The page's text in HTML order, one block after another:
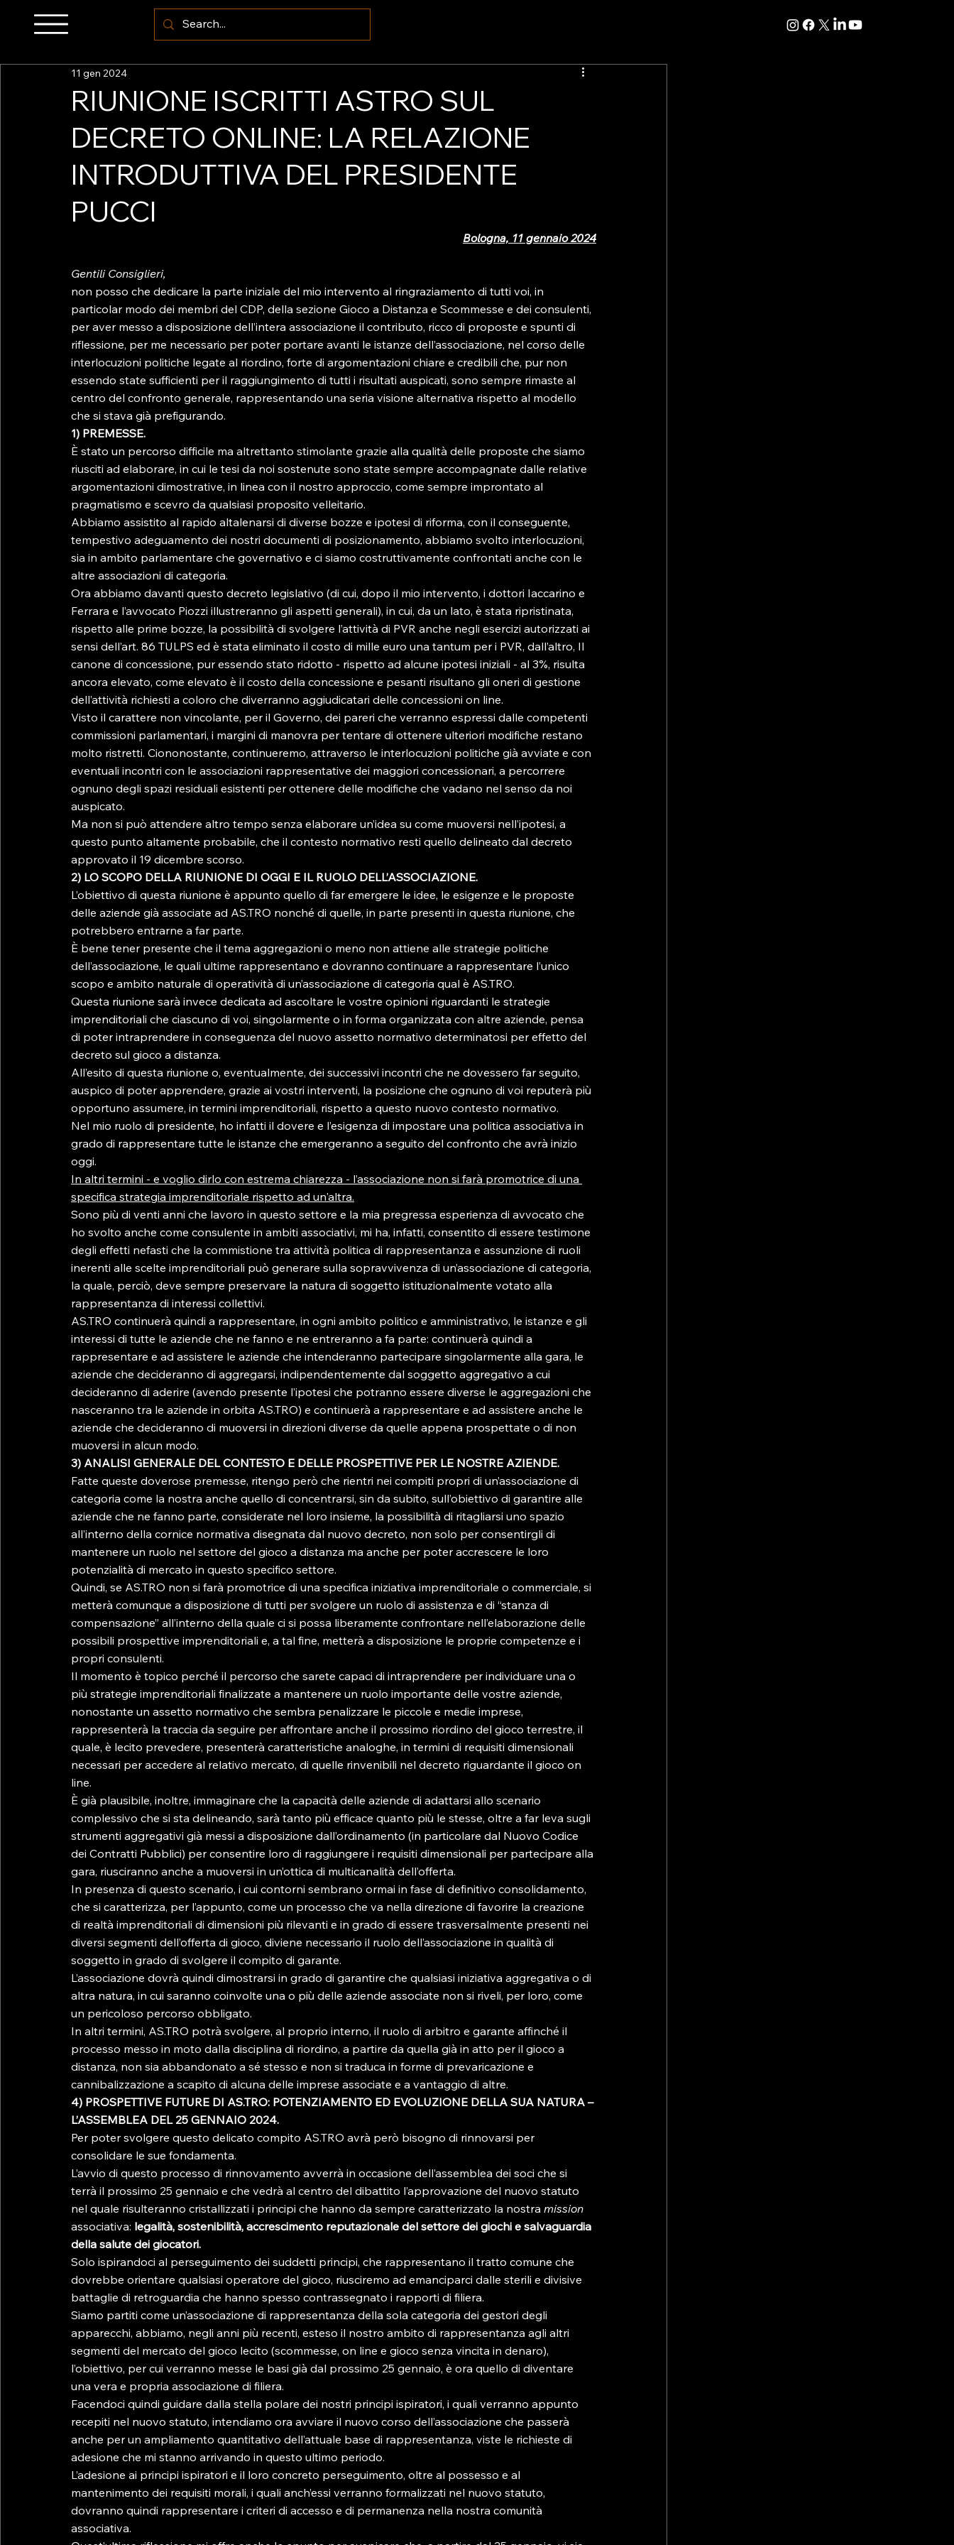
RIUNIONE ISCRITTI ASTRO SUL
DECRETO ONLINE: LA RELAZIONE
INTRODUTTIVA DEL PRESIDENTE
PUCCI
11 gen 2024
Bologna, 11 gennaio 2024
Gentili Consiglieri,
non posso che dedicare la parte iniziale del mio intervento al ringraziamento di tutti voi, in
particolar modo dei membri del CDP, della sezione Gioco a Distanza e Scommesse e dei consulenti,
per aver messo a disposizione dell’intera associazione il contributo, ricco di proposte e spunti di
riflessione, per me necessario per poter portare avanti le istanze dell’associazione, nel corso delle
interlocuzioni politiche legate al riordino, forte di argomentazioni chiare e credibili che, pur non
essendo state sufficienti per il raggiungimento di tutti i risultati auspicati, sono sempre rimaste al
centro del confronto generale, rappresentando una seria visione alternativa rispetto al modello
che si stava già prefigurando.
1) PREMESSE.
È stato un percorso difficile ma altrettanto stimolante grazie alla qualità delle proposte che siamo
riusciti ad elaborare, in cui le tesi da noi sostenute sono state sempre accompagnate dalle relative
argomentazioni dimostrative, in linea con il nostro approccio, come sempre improntato al
pragmatismo e scevro da qualsiasi proposito velleitario.
Abbiamo assistito al rapido altalenarsi di diverse bozze e ipotesi di riforma, con il conseguente,
tempestivo adeguamento dei nostri documenti di posizionamento, abbiamo svolto interlocuzioni,
sia in ambito parlamentare che governativo e ci siamo costruttivamente confrontati anche con le
altre associazioni di categoria.
Ora abbiamo davanti questo decreto legislativo (di cui, dopo il mio intervento, i dottori Iaccarino e
Ferrara e l’avvocato Piozzi illustreranno gli aspetti generali), in cui, da un lato, è stata ripristinata,
rispetto alle prime bozze, la possibilità di svolgere l’attività di PVR anche negli esercizi autorizzati ai
sensi dell’art. 86 TULPS ed è stata eliminato il costo di mille euro una tantum per i PVR, dall’altro, Il
canone di concessione, pur essendo stato ridotto - rispetto ad alcune ipotesi iniziali - al 3%, risulta
ancora elevato, come elevato è il costo della concessione e pesanti risultano gli oneri di gestione
dell’attività richiesti a coloro che diverranno aggiudicatari delle concessioni on line.
Visto il carattere non vincolante, per il Governo, dei pareri che verranno espressi dalle competenti
commissioni parlamentari, i margini di manovra per tentare di ottenere ulteriori modifiche restano
molto ristretti. Ciononostante, continueremo, attraverso le interlocuzioni politiche già avviate e con
eventuali incontri con le associazioni rappresentative dei maggiori concessionari, a percorrere
ognuno degli spazi residuali esistenti per ottenere delle modifiche che vadano nel senso da noi
auspicato.
Ma non si può attendere altro tempo senza elaborare un’idea su come muoversi nell’ipotesi, a
questo punto altamente probabile, che il contesto normativo resti quello delineato dal decreto
approvato il 19 dicembre scorso.
2) LO SCOPO DELLA RIUNIONE DI OGGI E IL RUOLO DELL’ASSOCIAZIONE.
L’obiettivo di questa riunione è appunto quello di far emergere le idee, le esigenze e le proposte
delle aziende già associate ad AS.TRO nonché di quelle, in parte presenti in questa riunione, che
potrebbero entrarne a far parte.
È bene tener presente che il tema aggregazioni o meno non attiene alle strategie politiche
dell’associazione, le quali ultime rappresentano e dovranno continuare a rappresentare l’unico
scopo e ambito naturale di operatività di un’associazione di categoria qual è AS.TRO.
Questa riunione sarà invece dedicata ad ascoltare le vostre opinioni riguardanti le strategie
imprenditoriali che ciascuno di voi, singolarmente o in forma organizzata con altre aziende, pensa
di poter intraprendere in conseguenza del nuovo assetto normativo determinatosi per effetto del
decreto sul gioco a distanza.
All’esito di questa riunione o, eventualmente, dei successivi incontri che ne dovessero far seguito,
auspico di poter apprendere, grazie ai vostri interventi, la posizione che ognuno di voi reputerà più
opportuno assumere, in termini imprenditoriali, rispetto a questo nuovo contesto normativo.
Nel mio ruolo di presidente, ho infatti il dovere e l’esigenza di impostare una politica associativa in
grado di rappresentare tutte le istanze che emergeranno a seguito del confronto che avrà inizio
oggi.
In altri termini - e voglio dirlo con estrema chiarezza - l’associazione non si farà promotrice di una
specifica strategia imprenditoriale rispetto ad un'altra.
Sono più di venti anni che lavoro in questo settore e la mia pregressa esperienza di avvocato che
ho svolto anche come consulente in ambiti associativi, mi ha, infatti, consentito di essere testimone
degli effetti nefasti che la commistione tra attività politica di rappresentanza e assunzione di ruoli
inerenti alle scelte imprenditoriali può generare sulla sopravvivenza di un’associazione di categoria,
la quale, perciò, deve sempre preservare la natura di soggetto istituzionalmente votato alla
rappresentanza di interessi collettivi.
AS.TRO continuerà quindi a rappresentare, in ogni ambito politico e amministrativo, le istanze e gli
interessi di tutte le aziende che ne fanno e ne entreranno a fa parte: continuerà quindi a
rappresentare e ad assistere le aziende che intenderanno partecipare singolarmente alla gara, le
aziende che decideranno di aggregarsi, indipendentemente dal soggetto aggregativo a cui
decideranno di aderire (avendo presente l’ipotesi che potranno essere diverse le aggregazioni che
nasceranno tra le aziende in orbita AS.TRO) e continuerà a rappresentare e ad assistere anche le
aziende che decideranno di muoversi in direzioni diverse da quelle appena prospettate o di non
muoversi in alcun modo.
3) ANALISI GENERALE DEL CONTESTO E DELLE PROSPETTIVE PER LE NOSTRE AZIENDE.
Fatte queste doverose premesse, ritengo però che rientri nei compiti propri di un’associazione di
categoria come la nostra anche quello di concentrarsi, sin da subito, sull’obiettivo di garantire alle
aziende che ne fanno parte, considerate nel loro insieme, la possibilità di ritagliarsi uno spazio
all’interno della cornice normativa disegnata dal nuovo decreto, non solo per consentirgli di
mantenere un ruolo nel settore del gioco a distanza ma anche per poter accrescere le loro
potenzialità di mercato in questo specifico settore.
Quindi, se AS.TRO non si farà promotrice di una specifica iniziativa imprenditoriale o commerciale, si
metterà comunque a disposizione di tutti per svolgere un ruolo di assistenza e di “stanza di
compensazione” all’interno della quale ci si possa liberamente confrontare nell’elaborazione delle
possibili prospettive imprenditoriali e, a tal fine, metterà a disposizione le proprie competenze e i
propri consulenti.
Il momento è topico perché il percorso che sarete capaci di intraprendere per individuare una o
più strategie imprenditoriali finalizzate a mantenere un ruolo importante delle vostre aziende,
nonostante un assetto normativo che sembra penalizzare le piccole e medie imprese,
rappresenterà la traccia da seguire per affrontare anche il prossimo riordino del gioco terrestre, il
quale, è lecito prevedere, presenterà caratteristiche analoghe, in termini di requisiti dimensionali
necessari per accedere al relativo mercato, di quelle rinvenibili nel decreto riguardante il gioco on
line.
È già plausibile, inoltre, immaginare che la capacità delle aziende di adattarsi allo scenario
complessivo che si sta delineando, sarà tanto più efficace quanto più le stesse, oltre a far leva sugli
strumenti aggregativi già messi a disposizione dall’ordinamento (in particolare dal Nuovo Codice
dei Contratti Pubblici) per consentire loro di raggiungere i requisiti dimensionali per partecipare alla
gara, riusciranno anche a muoversi in un’ottica di multicanalità dell’offerta.
In presenza di questo scenario, i cui contorni sembrano ormai in fase di definitivo consolidamento,
che si caratterizza, per l’appunto, come un processo che va nella direzione di favorire la creazione
di realtà imprenditoriali di dimensioni più rilevanti e in grado di essere trasversalmente presenti nei
diversi segmenti dell’offerta di gioco, diviene necessario il ruolo dell’associazione in qualità di
soggetto in grado di svolgere il compito di garante.
L’associazione dovrà quindi dimostrarsi in grado di garantire che qualsiasi iniziativa aggregativa o di
altra natura, in cui saranno coinvolte una o più delle aziende associate non si riveli, per loro, come
un pericoloso percorso obbligato.
In altri termini, AS.TRO potrà svolgere, al proprio interno, il ruolo di arbitro e garante affinché il
processo messo in moto dalla disciplina di riordino, a partire da quella già in atto per il gioco a
distanza, non sia abbandonato a sé stesso e non si traduca in forme di prevaricazione e
cannibalizzazione a scapito di alcuna delle imprese associate e a vantaggio di altre.
4) PROSPETTIVE FUTURE DI AS.TRO: POTENZIAMENTO ED EVOLUZIONE DELLA SUA NATURA –
L’ASSEMBLEA DEL 25 GENNAIO 2024.
Per poter svolgere questo delicato compito AS.TRO avrà però bisogno di rinnovarsi per
consolidare le sue fondamenta.
L’avvio di questo processo di rinnovamento avverrà in occasione dell’assemblea dei soci che si
terrà il prossimo 25 gennaio e che vedrà al centro del dibattito l’approvazione del nuovo statuto
nel quale risulteranno cristallizzati i principi che hanno da sempre caratterizzato la nostra mission
associativa: legalità, sostenibilità, accrescimento reputazionale del settore dei giochi e salvaguardia
della salute dei giocatori.
Solo ispirandoci al perseguimento dei suddetti principi, che rappresentano il tratto comune che
dovrebbe orientare qualsiasi operatore del gioco, riusciremo ad emanciparci dalle sterili e divisive
battaglie di retroguardia che hanno spesso contrassegnato i rapporti di filiera.
Siamo partiti come un’associazione di rappresentanza della sola categoria dei gestori degli
apparecchi, abbiamo, negli anni più recenti, esteso il nostro ambito di rappresentanza agli altri
segmenti del mercato del gioco lecito (scommesse, on line e gioco senza vincita in denaro),
l’obiettivo, per cui verranno messe le basi già dal prossimo 25 gennaio, è ora quello di diventare
una vera e propria associazione di filiera.
Facendoci quindi guidare dalla stella polare dei nostri principi ispiratori, i quali verranno appunto
recepiti nel nuovo statuto, intendiamo ora avviare il nuovo corso dell’associazione che passerà
anche per un ampliamento quantitativo dell’attuale base di rappresentanza, viste le richieste di
adesione che mi stanno arrivando in questo ultimo periodo.
L’adesione ai principi ispiratori e il loro concreto perseguimento, oltre al possesso e al
mantenimento dei requisiti morali, i quali anch’essi verranno formalizzati nel nuovo statuto,
dovranno quindi rappresentare i criteri di accesso e di permanenza nella nostra comunità
associativa.